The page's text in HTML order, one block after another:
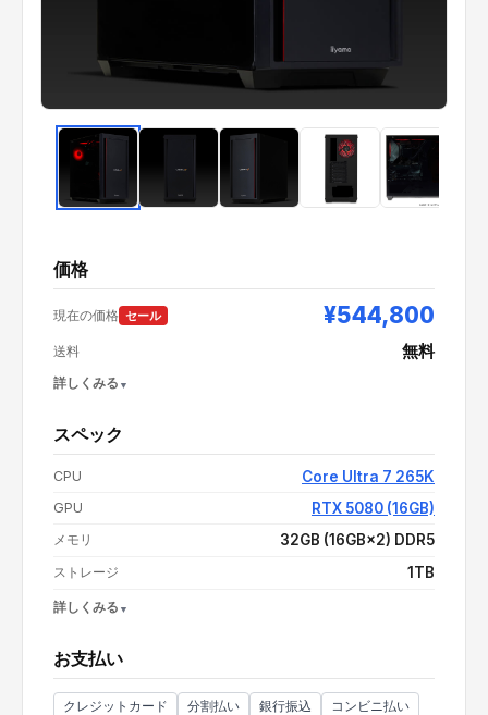
価格
現在の価格 セール ¥544,800
送料 無料
詳しくみる
支払い額（値引き・送料込み） ¥544,800
スペック
CPU Core Ultra 7 265K
GPU RTX 5080 (16GB)
メモリ 32GB (16GB×2) DDR5
ストレージ 1TB
詳しくみる
電源
CPUクーラー 水冷
お支払い
クレジットカード 分割払い 銀行振込
コンビニ払い